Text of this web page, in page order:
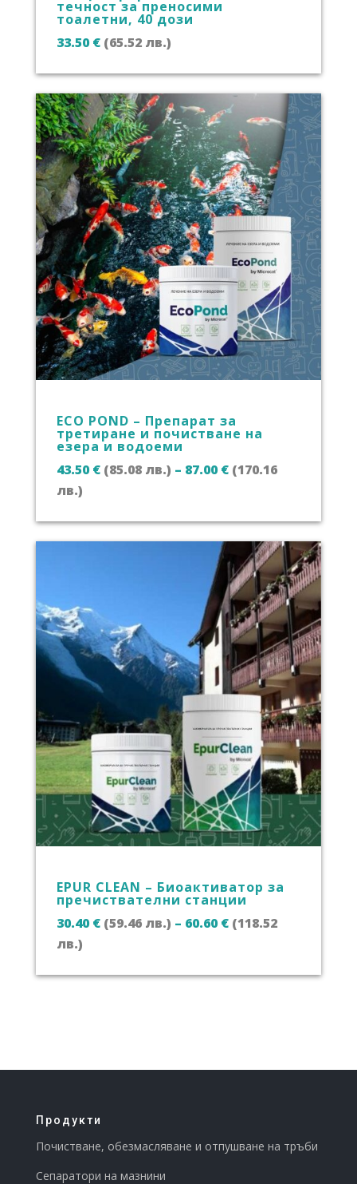
течност за преносими
тоалетни, 40 дози
33.50 € (65.52 лв.)
ECO POND – Препарат за
третиране и почистване на
езера и водоеми
43.50 € (85.08 лв.) – 87.00 € (170.16
лв.)Price
43.50 €
87.00 €
(170.16
лв.)
EPUR CLEAN – Биоактиватор за
пречиствателни станции
30.40 € (59.46 лв.) – 60.60 € (118.52
лв.)Price
30.40 €
60.60 €
Продукти
Почистване, обезмасляване и отпушване на тръби
Сепаратори на мазнини